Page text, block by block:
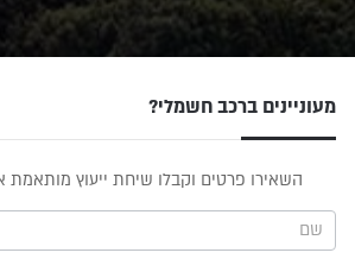
מעוניינים ברכב חשמלי?
השאירו פרטים וקבלו שיחת ייעוץ מותאמת